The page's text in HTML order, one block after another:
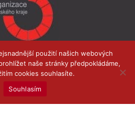
použití našich webových
naše stránky předpokládáme,
cookies souhlasíte.
Souhlasím